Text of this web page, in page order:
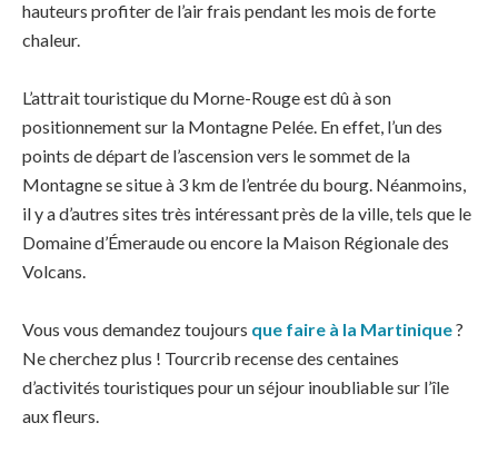
hauteurs profiter de l’air frais pendant les mois de forte
chaleur.
L’attrait touristique du Morne-Rouge est dû à son
positionnement sur la Montagne Pelée. En effet, l’un des
points de départ de l’ascension vers le sommet de la
Montagne se situe à 3 km de l’entrée du bourg. Néanmoins,
il y a d’autres sites très intéressant près de la ville, tels que le
Domaine d’Émeraude ou encore la Maison Régionale des
Volcans.
Vous vous demandez toujours que faire à la Martinique?
Ne cherchez plus ! Tourcrib recense des centaines
d’activités touristiques pour un séjour inoubliable sur l’île
aux fleurs.